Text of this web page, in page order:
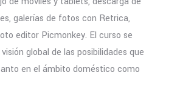
galerías de fotos con Retrica,
editor Picmonkey. El curso se
global de las posibilidades que
en el ámbito doméstico como